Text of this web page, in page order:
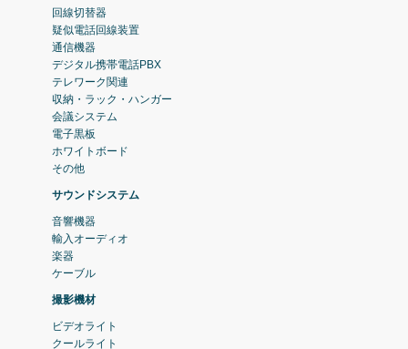
回線切替器
疑似電話回線装置
通信機器
デジタル携帯電話PBX
テレワーク関連
収納・ラック・ハンガー
会議システム
電子黒板
ホワイトボード
その他
サウンドシステム
音響機器
輸入オーディオ
楽器
ケーブル
撮影機材
ビデオライト
クールライト